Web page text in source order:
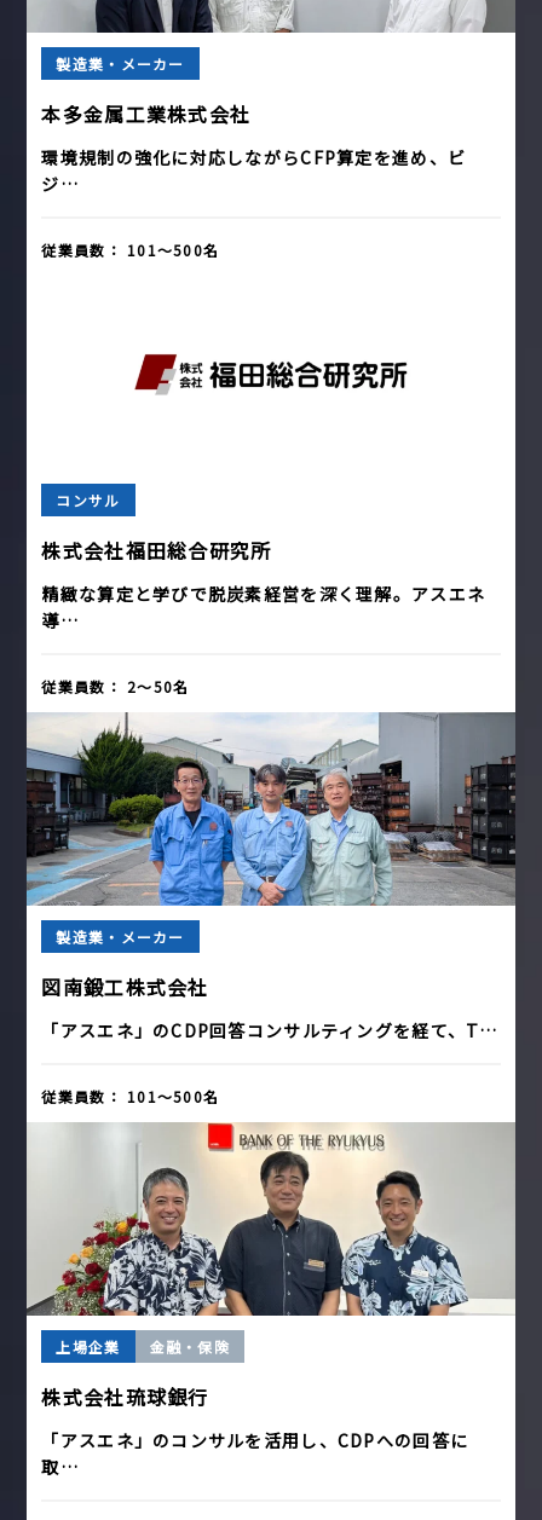
製造業・メーカー
本多金属工業株式会社
環境規制の強化に対応しながらCFP算定を進め、ビ
ジ…
従業員数： 101〜500名
コンサル
株式会社福田総合研究所
精緻な算定と学びで脱炭素経営を深く理解。アスエネ
導…
従業員数： 2〜50名
製造業・メーカー
図南鍛工株式会社
「アスエネ」のCDP回答コンサルティングを経て、T…
従業員数： 101〜500名
上場企業 金融・保険
株式会社琉球銀行
「アスエネ」のコンサルを活用し、CDPへの回答に
取…